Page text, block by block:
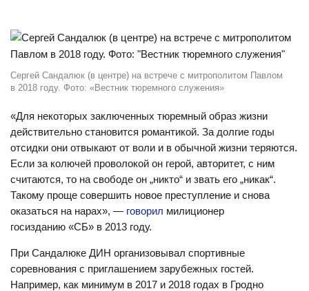
Сергей Сандалюк (в центре) на встрече с митрополитом Павлом
в 2018 году. Фото: «Вестник тюремного служения»
«Для некоторых заключенных тюремный образ жизни
действительно становится романтикой. За долгие годы
отсидки они отвыкают от воли и в обычной жизни теряются.
Если за колючей проволокой он герой, авторитет, с ним
считаются, то на свободе он „никто“ и звать его „никак“.
Такому проще совершить новое преступление и снова
оказаться на нарах», — говорил милиционер
госизданию «СБ» в 2013 году.
При Сандалюке ДИН организовывал спортивные
соревнования с приглашением зарубежных гостей.
Например, как минимум в 2017 и 2018 годах в Гродно